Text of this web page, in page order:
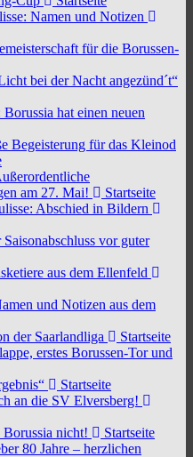
Namen und Notizen
für die Borussen-
bei der Nacht angezünd´t“
hat einen neuen
Begeisterung für das Kleinod
am 27. Mai!
Startseite
Abschied in Bildern
vor guter
aus dem Ellenfeld
und Notizen aus dem
der Saarlandliga
Startseite
erstes Borussen-Tor und
Startseite
an die SV Elversberg!
Borussia nicht!
Startseite
80 Jahre – herzlichen